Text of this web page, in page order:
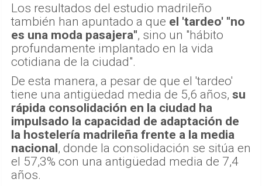
Los resultados del estudio madrileño
también han apuntado a que el 'tardeo' "no
es una moda pasajera", sino un "hábito
profundamente implantado en la vida
cotidiana de la ciudad".
De esta manera, a pesar de que el 'tardeo'
tiene una antigüedad media de 5,6 años, su
rápida consolidación en la ciudad ha
impulsado la capacidad de adaptación de
la hostelería madrileña frente a la media
nacional, donde la consolidación se sitúa en
el 57,3% con una antigüedad media de 7,4
años.